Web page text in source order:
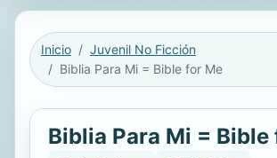
Inicio
Juvenil No Ficción
Biblia Para Mi = Bible for Me
Biblia Para Mi = Bible